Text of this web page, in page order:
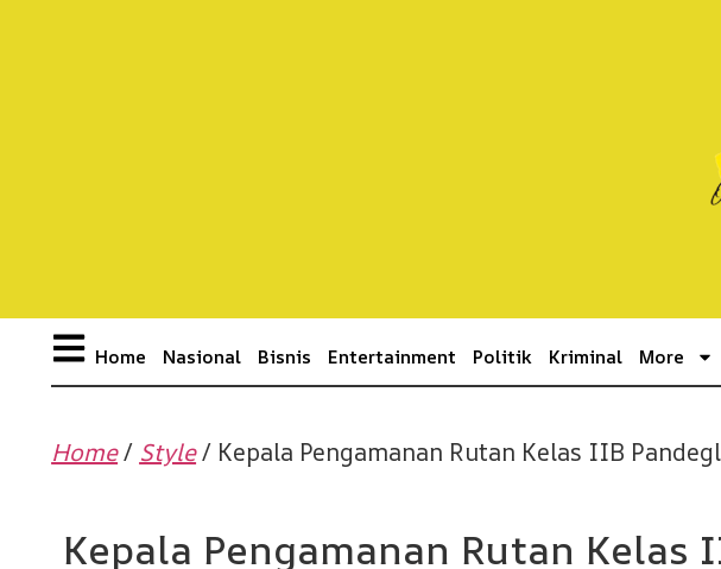
Home Nasional Bisnis Entertainment Politik Kriminal More
Home/ Style/ Kepala Pengamanan Rutan Kelas IIB
Kepala Pengamanan Rutan Kelas